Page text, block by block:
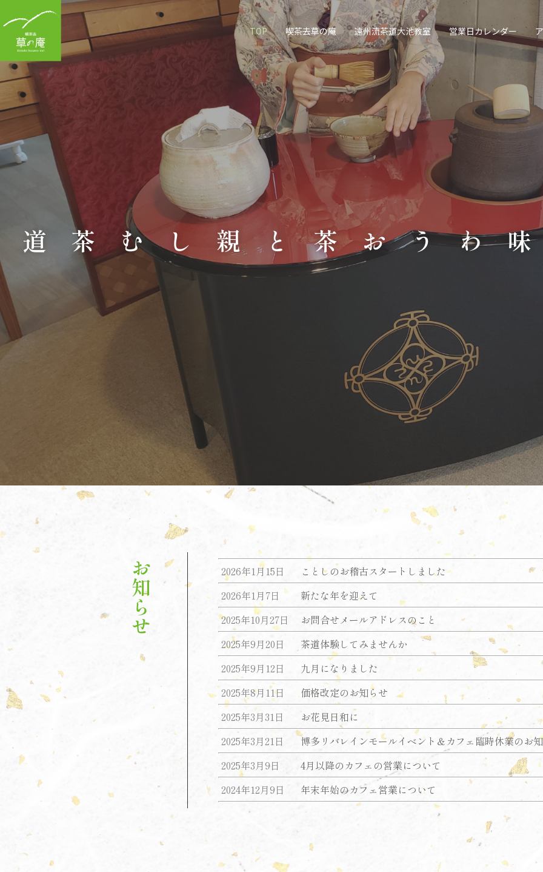
TOP 喫茶去草の庵 遠州流茶道大池教室 営業日カレンダー
抹茶を味わう
お茶と親しむ
お知らせ 2026年1月15日
ことしのお稽古スタートしました
2026年1月7日
新たな年を迎えて
2025年10月27日
お問合せメールアドレスのこと
2025年9月20日
茶道体験してみませんか
2025年9月12日
九月になりました
2025年8月11日
価格改定のお知らせ
2025年3月31日
お花見日和に
2025年3月21日
博多リバレインモールイベント＆カフェ臨時休業のお
2025年3月9日
4月以降のカフェの営業について
2024年12月9日
年末年始のカフェ営業について